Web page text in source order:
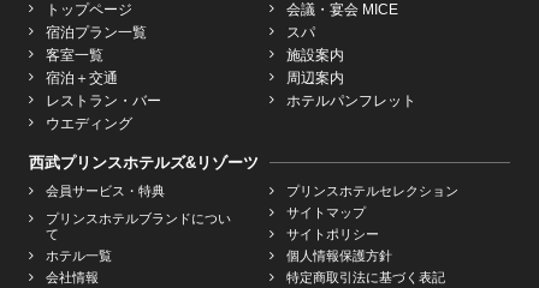
トップページ
宿泊プラン一覧
客室一覧
宿泊＋交通
レストラン・バー
ウエディング
会議・宴会 MICE
スパ
施設案内
周辺案内
ホテルパンフレット
西武プリンスホテルズ&リゾーツ
会員サービス・特典
プリンスホテルブランドについ
て
ホテル一覧
会社情報
プリンスホテルセレクション
サイトマップ
サイトポリシー
個人情報保護方針
特定商取引法に基づく表記